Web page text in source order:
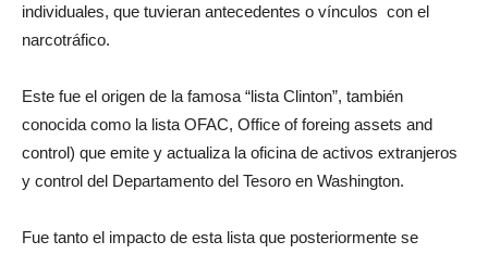
individuales, que tuvieran antecedentes o vínculos con el
narcotráfico.
Este fue el origen de la famosa “lista Clinton”, también
conocida como la lista OFAC, Office of foreing assets and
control) que emite y actualiza la oficina de activos extranjeros
y control del Departamento del Tesoro en Washington.
Fue tanto el impacto de esta lista que posteriormente se